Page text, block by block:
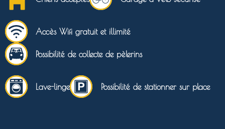
Accès Wifi gratuit et illimité
Possibilité de collecte de pèlerins
Lave-linge Possibilité de stationner sur place